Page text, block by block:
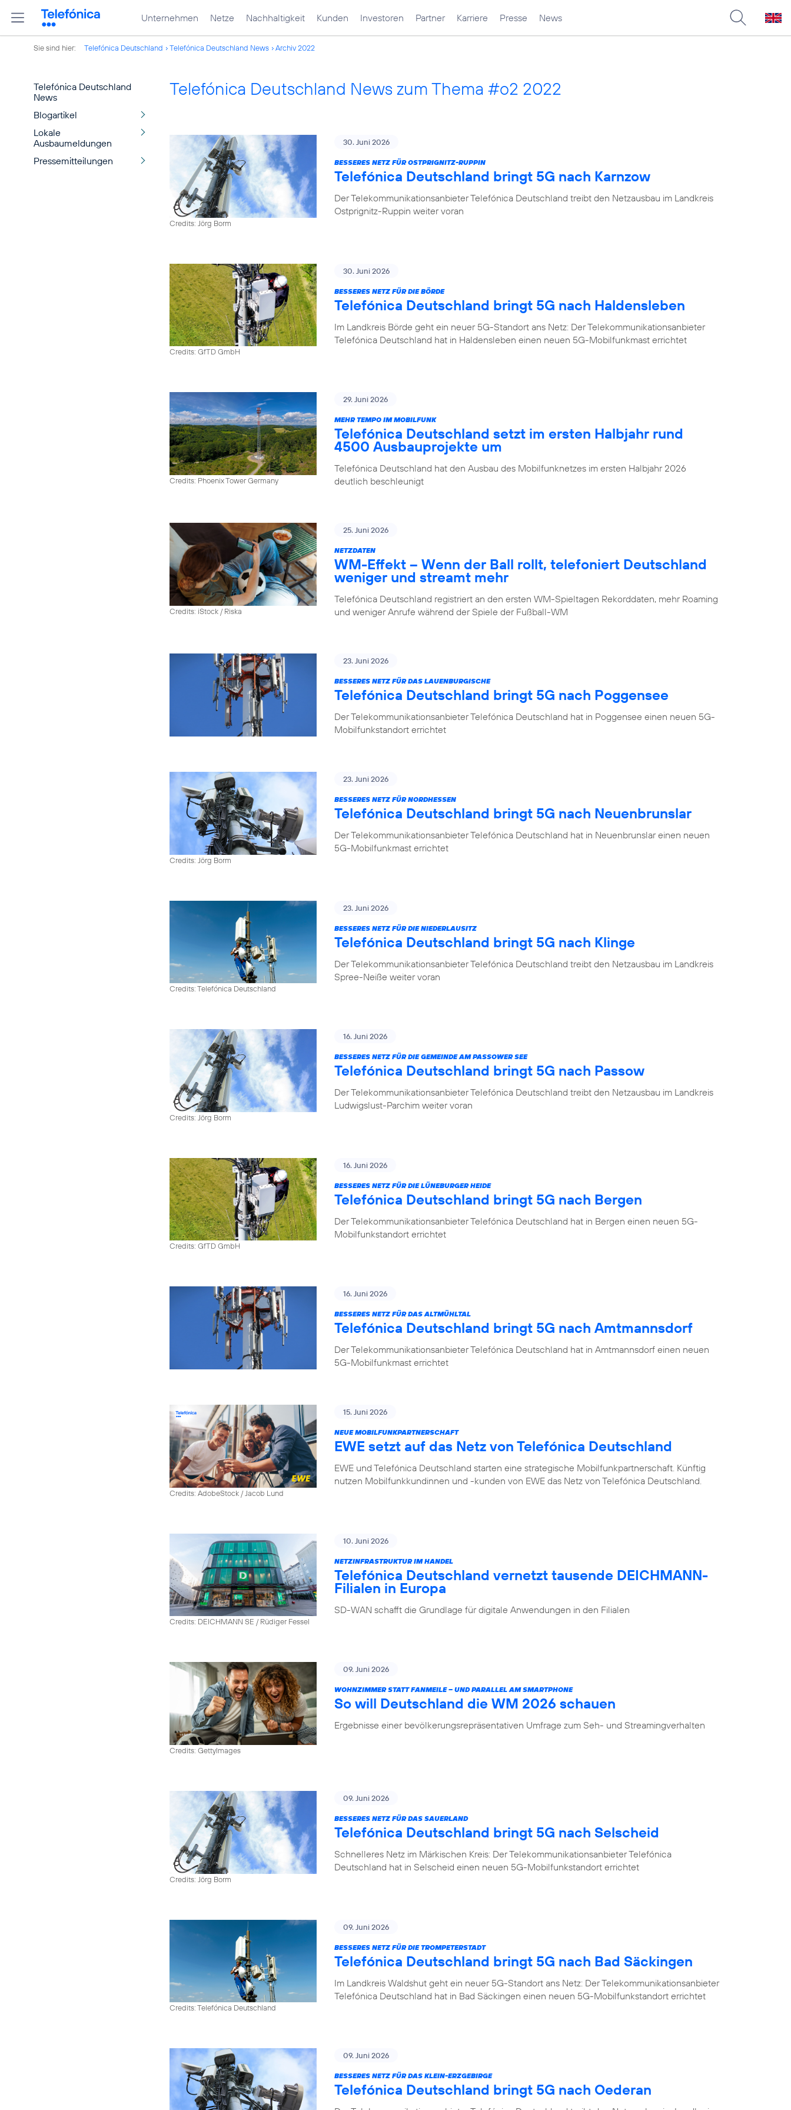
Unternehmen Netze Nachhaltigkeit Kunden Investoren Partner Karriere Presse News
Sie sind hier: Telefónica Deutschland Telefónica Deutschland News Archiv 2022
Telefónica Deutschland
News
Blogartikel
Lokale
Ausbaumeldungen
Pressemitteilungen
Telefónica Deutschland News zum Thema #o2 2022
Credits: Jörg Borm
30. Juni 2026
BESSERES NETZ FÜR OSTPRIGNITZ-RUPPIN
Telefónica Deutschland bringt 5G nach Karnzow
Der Telekommunikationsanbieter Telefónica Deutschland treibt den Netzausbau im Landkreis
Ostprignitz-Ruppin weiter voran
Credits: GfTD GmbH
30. Juni 2026
BESSERES NETZ FÜR DIE BÖRDE
Telefónica Deutschland bringt 5G nach Haldensleben
Im Landkreis Börde geht ein neuer 5G-Standort ans Netz: Der Telekommunikationsanbieter
Telefónica Deutschland hat in Haldensleben einen neuen 5G-Mobilfunkmast errichtet
Credits: Phoenix Tower Germany
29. Juni 2026
MEHR TEMPO IM MOBILFUNK
Telefónica Deutschland setzt im ersten Halbjahr rund
4500 Ausbauprojekte um
Telefónica Deutschland hat den Ausbau des Mobilfunknetzes im ersten Halbjahr 2026
deutlich beschleunigt
Credits: iStock / Riska
25. Juni 2026
NETZDATEN
WM-Effekt – Wenn der Ball rollt, telefoniert Deutschland
weniger und streamt mehr
Telefónica Deutschland registriert an den ersten WM-Spieltagen Rekorddaten, mehr Roaming
und weniger Anrufe während der Spiele der Fußball-WM
23. Juni 2026
BESSERES NETZ FÜR DAS LAUENBURGISCHE
Telefónica Deutschland bringt 5G nach Poggensee
Der Telekommunikationsanbieter Telefónica Deutschland hat in Poggensee einen neuen 5G-
Mobilfunkstandort errichtet
Credits: Jörg Borm
23. Juni 2026
BESSERES NETZ FÜR NORDHESSEN
Telefónica Deutschland bringt 5G nach Neuenbrunslar
Der Telekommunikationsanbieter Telefónica Deutschland hat in Neuenbrunslar einen neuen
5G-Mobilfunkmast errichtet
Credits: Telefónica Deutschland
23. Juni 2026
BESSERES NETZ FÜR DIE NIEDERLAUSITZ
Telefónica Deutschland bringt 5G nach Klinge
Der Telekommunikationsanbieter Telefónica Deutschland treibt den Netzausbau im Landkreis
Spree-Neiße weiter voran
Credits: Jörg Borm
16. Juni 2026
BESSERES NETZ FÜR DIE GEMEINDE AM PASSOWER SEE
Telefónica Deutschland bringt 5G nach Passow
Der Telekommunikationsanbieter Telefónica Deutschland treibt den Netzausbau im Landkreis
Ludwigslust-Parchim weiter voran
Credits: GfTD GmbH
16. Juni 2026
BESSERES NETZ FÜR DIE LÜNEBURGER HEIDE
Telefónica Deutschland bringt 5G nach Bergen
Der Telekommunikationsanbieter Telefónica Deutschland hat in Bergen einen neuen 5G-
Mobilfunkstandort errichtet
16. Juni 2026
BESSERES NETZ FÜR DAS ALTMÜHLTAL
Telefónica Deutschland bringt 5G nach Amtmannsdorf
Der Telekommunikationsanbieter Telefónica Deutschland hat in Amtmannsdorf einen neuen
5G-Mobilfunkmast errichtet
Credits: AdobeStock / Jacob Lund
15. Juni 2026
NEUE MOBILFUNKPARTNERSCHAFT
EWE setzt auf das Netz von Telefónica Deutschland
EWE und Telefónica Deutschland starten eine strategische Mobilfunkpartnerschaft. Künftig
nutzen Mobilfunkkundinnen und -kunden von EWE das Netz von Telefónica Deutschland.
Credits: DEICHMANN SE / Rüdiger Fessel
10. Juni 2026
NETZINFRASTRUKTUR IM HANDEL
Telefónica Deutschland vernetzt tausende DEICHMANN-
Filialen in Europa
SD-WAN schafft die Grundlage für digitale Anwendungen in den Filialen
Credits: GettyImages
09. Juni 2026
WOHNZIMMER STATT FANMEILE – UND PARALLEL AM SMARTPHONE
So will Deutschland die WM 2026 schauen
Ergebnisse einer bevölkerungsrepräsentativen Umfrage zum Seh- und Streamingverhalten
Credits: Jörg Borm
09. Juni 2026
BESSERES NETZ FÜR DAS SAUERLAND
Telefónica Deutschland bringt 5G nach Selscheid
Schnelleres Netz im Märkischen Kreis: Der Telekommunikationsanbieter Telefónica
Deutschland hat in Selscheid einen neuen 5G-Mobilfunkstandort errichtet
Credits: Telefónica Deutschland
09. Juni 2026
BESSERES NETZ FÜR DIE TROMPETERSTADT
Telefónica Deutschland bringt 5G nach Bad Säckingen
Im Landkreis Waldshut geht ein neuer 5G-Standort ans Netz: Der Telekommunikationsanbieter
Telefónica Deutschland hat in Bad Säckingen einen neuen 5G-Mobilfunkstandort errichtet
09. Juni 2026
BESSERES NETZ FÜR DAS KLEIN-ERZGEBIRGE
Telefónica Deutschland bringt 5G nach Oederan